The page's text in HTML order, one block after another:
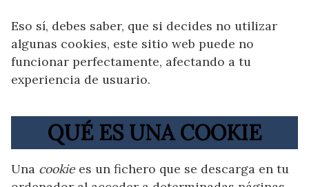
Eso sí, debes saber, que si decides no utilizar
algunas cookies, este sitio web puede no
funcionar perfectamente, afectando a tu
experiencia de usuario.
QUÉ ES UNA COOKIE
Una cookiees un fichero que se descarga en tu